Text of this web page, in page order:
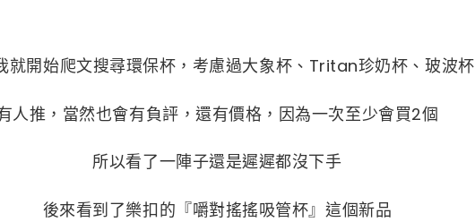
就開始爬文搜尋環保杯，考慮過大象杯、Tritan珍奶杯、玻波杯
人推，當然也會有負評，還有價格，因為一次至少會買2個
所以看了一陣子還是遲遲都沒下手
後來看到了樂扣的『嚼對搖搖吸管杯』這個新品